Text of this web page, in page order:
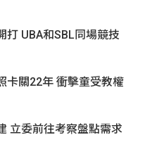
打 UBA和SBL同場競技
卡關22年 衝擊童受教權
立委前往考察盤點需求